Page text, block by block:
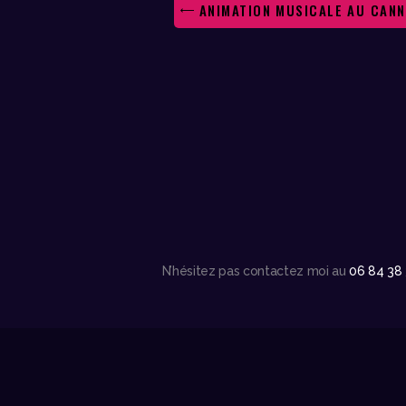
ANIMATION MUSICALE AU
N’hésitez pas contactez moi au06 84 38